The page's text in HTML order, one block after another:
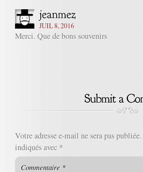
JUIL 8, 2016
Merci. Que de bons souvenirs
Votre adresse e-mail ne sera pas publiée.
indiqués avec *